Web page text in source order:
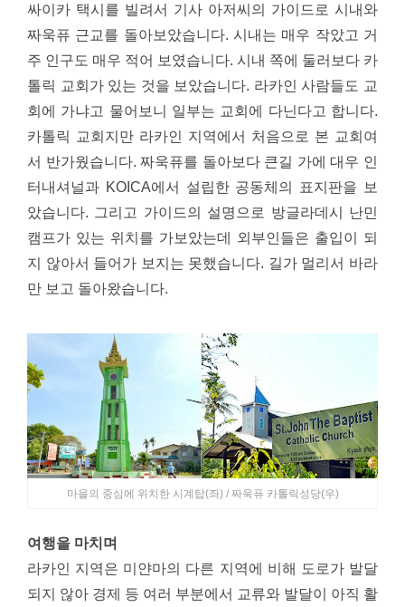
싸이카 택시를 빌려서 기사 아저씨의 가이드로 시내와
짜욱퓨 근교를 돌아보았습니다. 시내는 매우 작았고 거
주 인구도 매우 적어 보였습니다. 시내 쪽에 둘러보다 카
톨릭 교회가 있는 것을 보았습니다. 라카인 사람들도 교
회에 가냐고 물어보니 일부는 교회에 다닌다고 합니다.
카톨릭 교회지만 라카인 지역에서 처음으로 본 교회여
서 반가웠습니다.짜욱퓨를 돌아보다 큰길 가에 대우 인
터내셔널과 KOICA에서 설립한 공동체의 표지판을 보
았습니다. 그리고 가이드의 설명으로 방글라데시 난민
캠프가 있는 위치를 가보았는데 외부인들은 출입이 되
지 않아서 들어가 보지는 못했습니다. 길가 멀리서 바라
만 보고 돌아왔습니다.
마을의 중심에 위치한 시계탑(좌) / 짜욱퓨 카톨릭성당(우)
여행을 마치며
라카인 지역은 미얀마의 다른 지역에 비해 도로가 발달
되지 않아 경제 등 여러 부분에서 교류와 발달이 아직 활